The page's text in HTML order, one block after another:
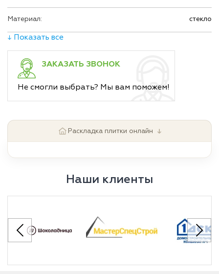
Материал: стекло
↓ Показать все
ЗАКАЗАТЬ ЗВОНОК
Не смогли выбрать? Мы вам поможем!
Раскладка плитки онлайн ↓
Наши клиенты